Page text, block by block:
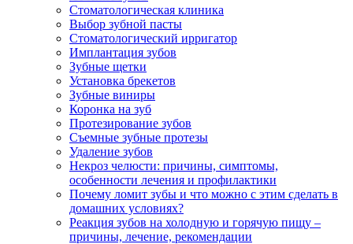
Стоматологическая клиника
Выбор зубной пасты
Стоматологический ирригатор
Имплантация зубов
Зубные щетки
Установка брекетов
Зубные виниры
Коронка на зуб
Протезирование зубов
Съемные зубные протезы
Удаление зубов
Некроз челюсти: причины, симптомы,
особенности лечения и профилактики
Почему ломит зубы и что можно с этим сделать в
домашних условиях?
Реакция зубов на холодную и горячую пищу –
причины, лечение, рекомендации